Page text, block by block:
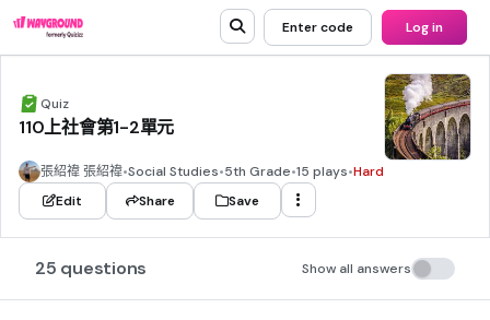
Enter code Log in
Quiz
110上社會第1-2單元
張紹禕 張紹禕•Social Studies•5th Grade•15 plays•Hard
Edit
Share Save
25 questions Show all answers